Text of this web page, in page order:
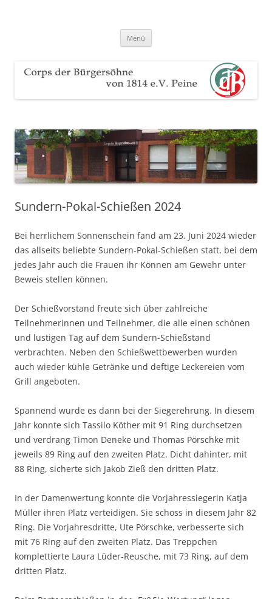
e.V. Peine
Menü
Sundern-Pokal-Schießen 2024
Bei herrlichem Sonnenschein fand am 23. Juni 2024 wieder
das allseits beliebte Sundern-Pokal-Schießen statt, bei dem
jedes Jahr auch die Frauen ihr Können am Gewehr unter
Beweis stellen können.
Der Schießvorstand freute sich über zahlreiche
Teilnehmerinnen und Teilnehmer, die alle einen schönen
und lustigen Tag auf dem Sundern-Schießstand
verbrachten. Neben den Schießwettbewerben wurden
auch wieder kühle Getränke und deftige Leckereien vom
Grill angeboten.
Spannend wurde es dann bei der Siegerehrung. In diesem
Jahr konnte sich Tassilo Köther mit 91 Ring durchsetzen
und verdrang Timon Deneke und Thomas Pörschke mit
jeweils 89 Ring auf den zweiten Platz. Dicht dahinter, mit
88 Ring, sicherte sich Jakob Zieß den dritten Platz.
In der Damenwertung konnte die Vorjahressiegerin Katja
Müller ihren Platz verteidigen. Sie schoss in diesem Jahr 82
Ring. Die Vorjahresdritte, Ute Pörschke, verbesserte sich
mit 76 Ring auf den zweiten Platz. Das Treppchen
komplettierte Laura Lüder-Reusche, mit 73 Ring, auf dem
dritten Platz.